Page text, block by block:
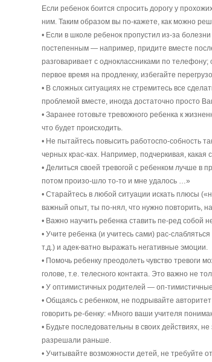
Если ребенок боится спросить дорогу у
ним. Таким образом вы по-кажете, как можно
• Если в школе ребенок пропустил из-за
постепенным — например, придите вместе
разговаривает с одноклассниками по
первое время на продленку, избегайте
• В сложных ситуациях не стремитесь все
проблемой вместе, иногда достаточно просто
• Заранее готовьте тревожного ребенка к
что будет происходить.
• Не пытайтесь повысить работоспо-собность
черных крас-ках. Например, подчеркивая, какая
• Делиться своей тревогой с ребенком лучше
потом произо-шло то-то и мне удалось …»
• Старайтесь в любой ситуации искать плюсы
важный опыт, ты по-нял, что нужно повторить,
• Важно научить ребенка ставить пе-ред собой
• Учите ребенка (и учитесь сами) рас-
т.д.) и адек-ватно выражать негативные эмоции.
• Помочь ребенку преодолеть чувство тревоги
голове, т.е. телесного контакта. Это важно не
• У оптимистичных родителей — оп-
• Общаясь с ребенком, не подрывайте
говорить ре-бенку: «Много ваши учителя
• Будьте последовательны в своих действиях,
разрешали раньше.
• Учитывайте возможности детей, не требуйте